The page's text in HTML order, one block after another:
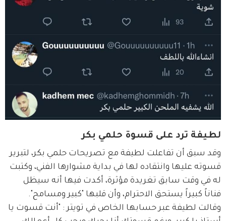
لطيفة ترد على قسوة حلمي بكر
وقد سبق أن تفاعلت لطيفة مع تصريحات حلمي بكر، لتبرير
قسوته عليها وانتقاده لها في بداية مشوارها الفني، وكتبت
له في وقت سابق تغريدة مؤثرة، أكدت فيها أنه سيظل
فناناً كبيراً يستحق الاحترام، وأن قلبها "كبير ومسامح".
وقالت لطيفة عبر حسابها الخاص في تويتر : "أنت قسوت يا